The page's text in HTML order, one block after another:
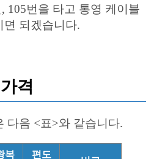
105번을 타고 통영 케이블
면 되겠습니다.
격
다음 <표>와 같습니다.
복
편도